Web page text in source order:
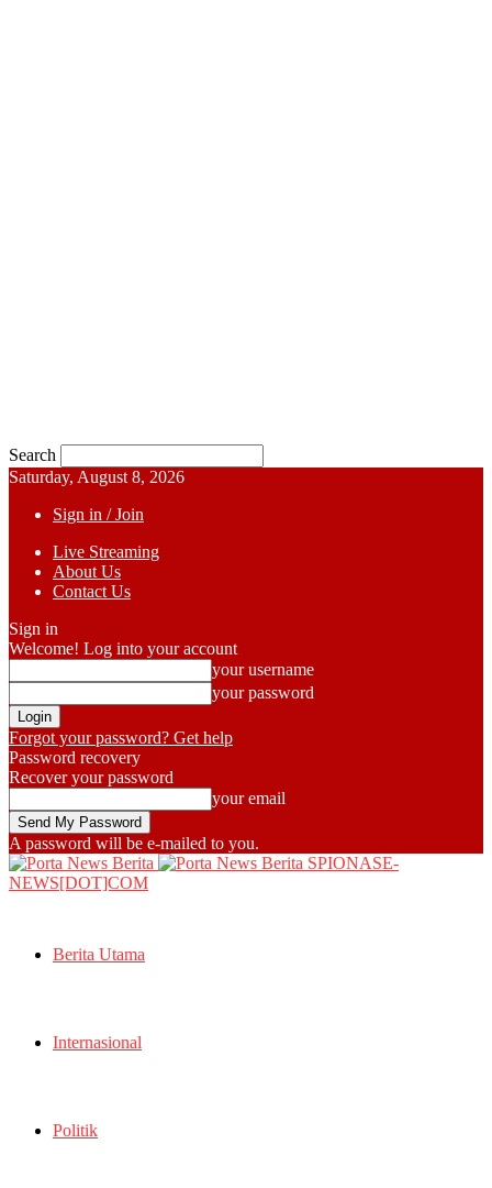
Search
Saturday, August 8, 2026
Sign in / Join
Live Streaming
About Us
Contact Us
Sign in
Welcome! Log into your account
your username
your password
Forgot your password? Get help
Password recovery
Recover your password
your email
A password will be e-mailed to you.
SPIONASE-
NEWS[DOT]COM
Berita Utama
Internasional
Politik